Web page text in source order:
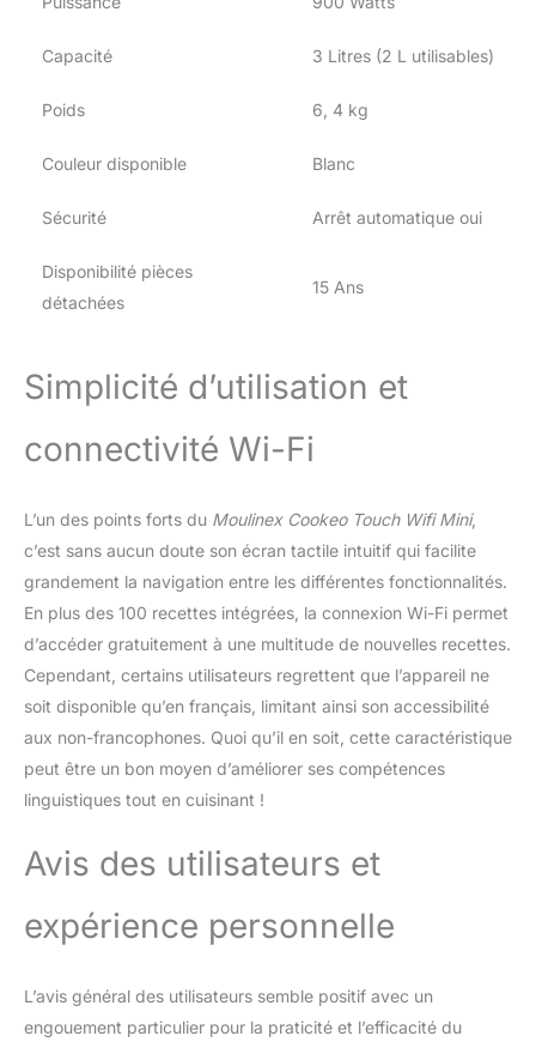
réduction des déchets
Pas besoin de mettre la
gère la cuisson pour
automatiquement
EXCLUSIVE : Pour
votre cuisson à distance
et partager des conseils
GRANDE CAPACITE 6 L :
INCLUS : cuve
antiadhésive et panier
vapeur compatibles lave-
vaisselle, moule à gâteau
délicieux gâteaux légers
et moelleux
Capacité 3 Litres (2 L utilisables)
Poids 6, 4 kg
Couleur disponible Blanc
Sécurité Arrêt automatique oui
Disponibilité pièces
détachées
15 Ans
Simplicité d’utilisation et
connectivité Wi-Fi
L’un des points forts du Moulinex Cookeo Touch Wifi Mini,
c’est sans aucun doute son écran tactile intuitif qui facilite
grandement la navigation entre les différentes fonctionnalités.
En plus des 100 recettes intégrées, la connexion Wi-Fi permet
d’accéder gratuitement à une multitude de nouvelles recettes.
Cependant, certains utilisateurs regrettent que l’appareil ne
soit disponible qu’en français, limitant ainsi son accessibilité
aux non-francophones. Quoi qu’il en soit, cette caractéristique
peut être un bon moyen d’améliorer ses compétences
linguistiques tout en cuisinant !
Avis des utilisateurs et
expérience personnelle
L’avis général des utilisateurs semble positif avec un
engouement particulier pour la praticité et l’efficacité du